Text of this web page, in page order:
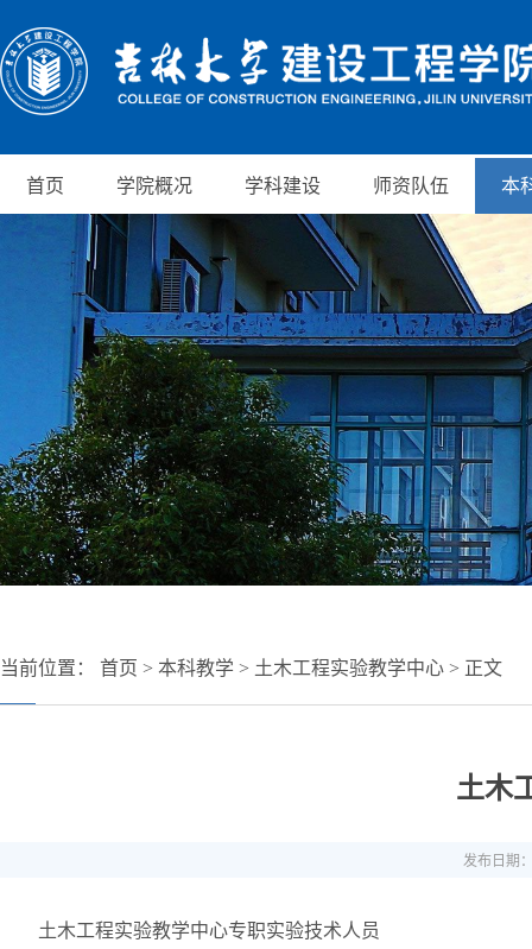
首页 学院概况 学科建设 师资队伍 本
当前位置： 首页 > 本科教学 > 土木工程实验教学中心 > 正文
土木
发布日期
土木工程实验教学中心专职实验技术人员